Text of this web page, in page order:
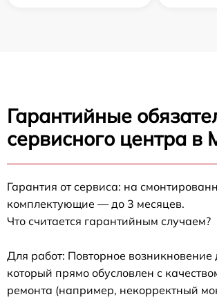
Гарантийные
сервисного центра в
Гарантия от сервиса: на
комплектующие — до 3 месяцев.
Что считается гарантийным случаем?
Для работ: Повторное возникновение
который прямо обусловлен с
ремонта (например, некорректный